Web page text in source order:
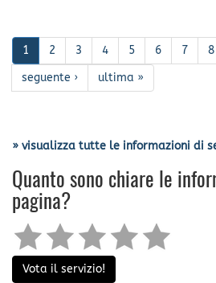
1 2 3 4 5 6 7 8
seguente ›
ultima »
» visualizza tutte le informazioni di
Quanto sono chiare le
pagina?
Vota il servizio!